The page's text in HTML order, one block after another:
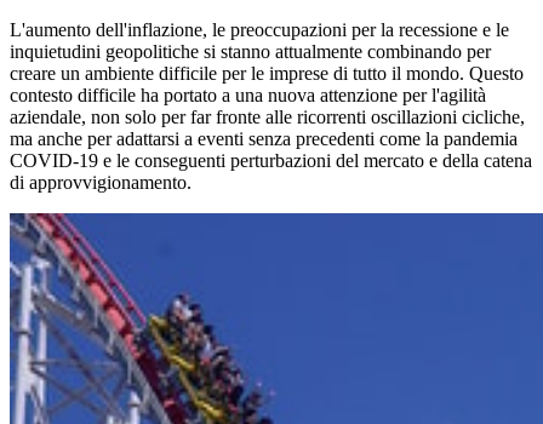
L'aumento dell'inflazione, le preoccupazioni per la recessione e le
inquietudini geopolitiche si stanno attualmente combinando per
creare un ambiente difficile per le imprese di tutto il mondo. Questo
contesto difficile ha portato a una nuova attenzione per l'agilità
aziendale, non solo per far fronte alle ricorrenti oscillazioni cicliche,
ma anche per adattarsi a eventi senza precedenti come la pandemia
COVID-19 e le conseguenti perturbazioni del mercato e della catena
di approvvigionamento.